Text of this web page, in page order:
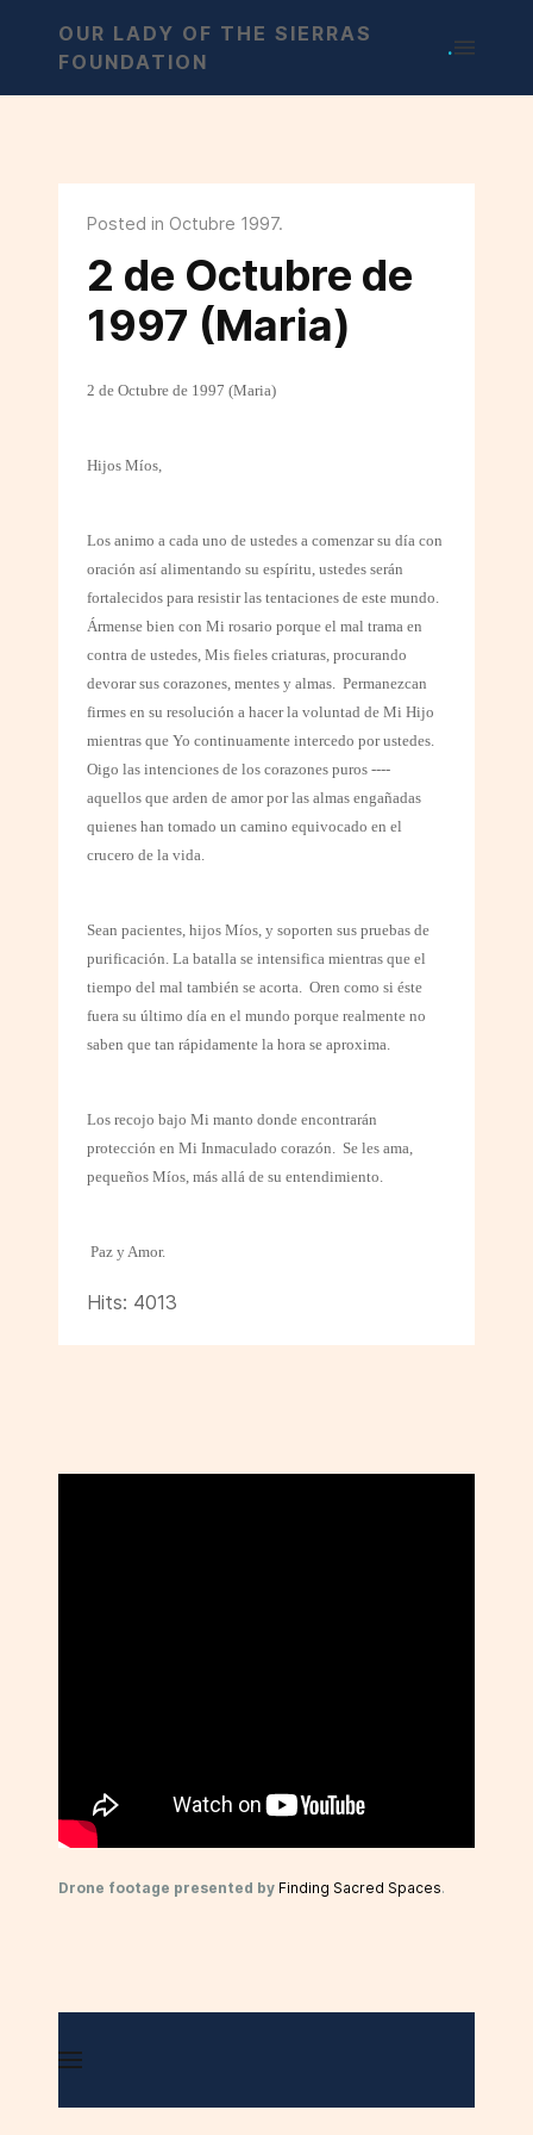
OUR LADY OF THE SIERRAS
FOUNDATION
.
Posted in Octubre 1997.
2 de Octubre de
1997 (Maria)
2 de Octubre de 1997 (Maria)
Hijos Míos,
Los animo a cada uno de ustedes a comenzar su día con
oración así alimentando su espíritu, ustedes serán
fortalecidos para resistir las tentaciones de este mundo.
Ármense bien con Mi rosario porque el mal trama en
contra de ustedes, Mis fieles criaturas, procurando
devorar sus corazones, mentes y almas. Permanezcan
firmes en su resolución a hacer la voluntad de Mi Hijo
mientras que Yo continuamente intercedo por ustedes.
Oigo las intenciones de los corazones puros ----
aquellos que arden de amor por las almas engañadas
quienes han tomado un camino equivocado en el
crucero de la vida.
Sean pacientes, hijos Míos, y soporten sus pruebas de
purificación. La batalla se intensifica mientras que el
tiempo del mal también se acorta. Oren como si éste
fuera su último día en el mundo porque realmente no
saben que tan rápidamente la hora se aproxima.
Los recojo bajo Mi manto donde encontrarán
protección en Mi Inmaculado corazón. Se les ama,
pequeños Míos, más allá de su entendimiento.
Paz y Amor.
Hits: 4013
Drone footage presented by Finding Sacred Spaces.